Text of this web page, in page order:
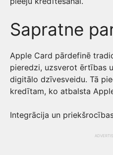
Sapratne
Apple Card pārdefinē
pieredzi, uzsverot ērtības
digitālo dzīvesveidu. Tā
kredītam, ko atbalsta
Integrācija un